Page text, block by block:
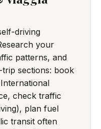
driving
your
patterns, and
trip sections: book
check traffic
plan fuel
transit often